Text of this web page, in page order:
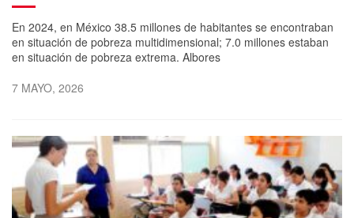
En 2024, en México 38.5 millones de habitantes se encontraban
en situación de pobreza multidimensional; 7.0 millones estaban
en situación de pobreza extrema. Albores
7 MAYO, 2026